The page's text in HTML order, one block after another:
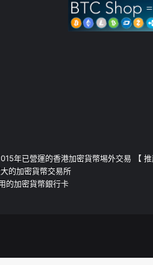
年已營運的香港加密貨幣埸外交易 【
的加密貨幣交易所
的加密貨幣銀行卡